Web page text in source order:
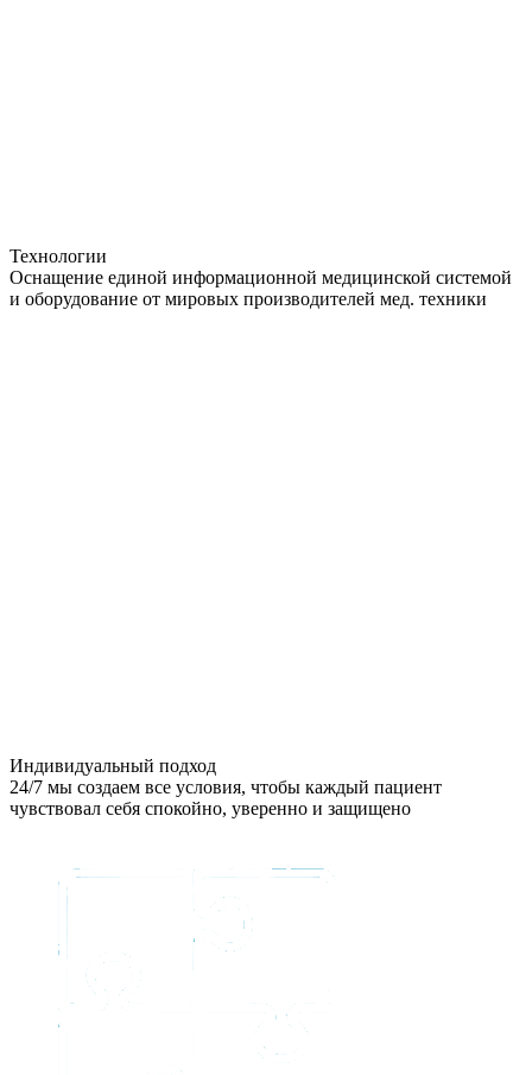
Технологии
Оснащение единой информационной медицинской системой
и оборудование от мировых производителей мед. техники
Индивидуальный подход
24/7 мы создаем все условия, чтобы каждый пациент
чувствовал себя спокойно, уверенно и защищено